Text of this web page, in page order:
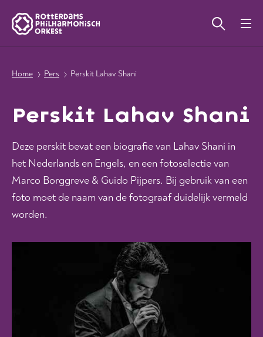
Home Pers Perskit Lahav Shani
Perskit Lahav Shani
Deze perskit bevat een biografie van Lahav Shani in
het Nederlands en Engels, en een fotoselectie van
Marco Borggreve & Guido Pijpers. Bij gebruik van een
foto moet de naam van de fotograaf duidelijk vermeld
worden.